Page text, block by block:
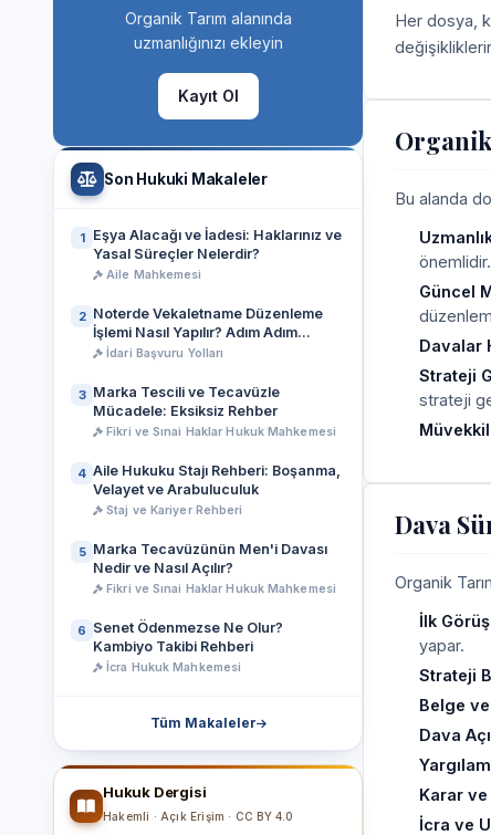
Organik Tarım alanında
uzmanlığınızı ekleyin
Kayıt Ol
Son Hukuki Makaleler
1
Eşya Alacağı ve İadesi: Haklarınız ve
Yasal Süreçler Nelerdir?
Aile Mahkemesi
2 Noterde Vekaletname Düzenleme
İşlemi Nasıl Yapılır? Adım Adım
Rehber
İdari Başvuru Yolları
3 Marka Tescili ve Tecavüzle
Mücadele: Eksiksiz Rehber
Fikri ve Sınai Haklar Hukuk Mahkemesi
4 Aile Hukuku Stajı Rehberi: Boşanma,
Velayet ve Arabuluculuk
Staj ve Kariyer Rehberi
5 Marka Tecavüzünün Men'i Davası
Nedir ve Nasıl Açılır?
Fikri ve Sınai Haklar Hukuk Mahkemesi
6 Senet Ödenmezse Ne Olur?
Kambiyo Takibi Rehberi
İcra Hukuk Mahkemesi
Tüm Makaleler
Hukuk Dergisi
Hakemli · Açık Erişim · CC BY 4.0
Her dosya,
Bu alanda
önemlidir.
Güncel
Davalar
Strateji
strateji
Dava
Organik
İlk
yapar.
Strateji
Belge ve
Dava
Karar ve
İcra ve